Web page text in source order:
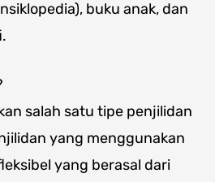
buku anak, dan
salah satu tipe penjilidan
yang menggunakan
yang berasal dari